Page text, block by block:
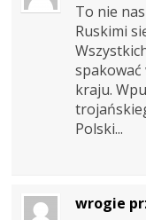
To nie
Ruskimi
spakować
kraju.
Polski...
wrogie